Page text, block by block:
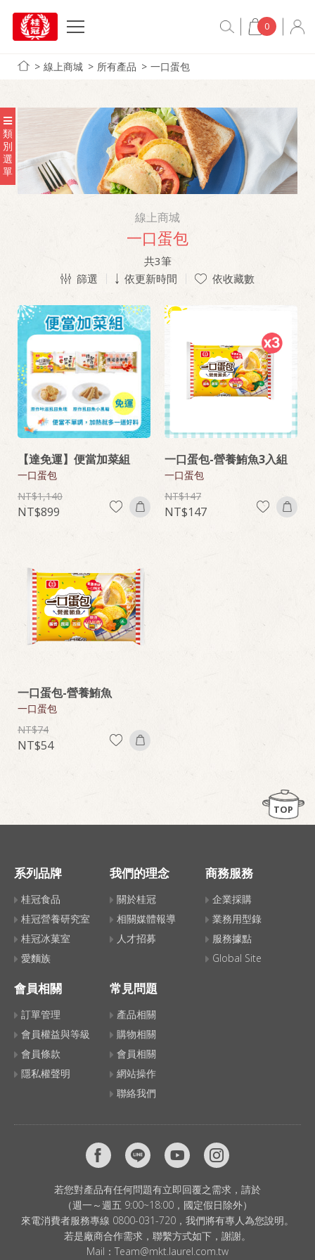
0
線上商城 所有產品 一口蛋包
類
別
選
單
線上商城
一口蛋包
共3筆
篩選
依更新時間 依收藏數
【達免運】便當加菜組
一口蛋包
1,140
899
一口蛋包-營養鮪魚3入組
一口蛋包
147
147
一口蛋包-營養鮪魚
一口蛋包
74
54
TOP
系列品牌
桂冠食品
桂冠營養研究室
桂冠冰菓室
愛麵族
我們的理念
關於桂冠
相關媒體報導
人才招募
商務服務
企業採購
業務用型錄
服務據點
Global Site
會員相關
訂單管理
會員權益與等級
會員條款
隱私權聲明
常見問題
產品相關
購物相關
會員相關
網站操作
聯絡我們
若您對產品有任何問題有立即回覆之需求，請於
（週一～週五 9:00~18:00，國定假日除外）
來電消費者服務專線 0800-031-720，我們將有專人為您說明。
若是廠商合作需求，聯繫方式如下，謝謝。
Mail： Team@mkt.laurel.com.tw